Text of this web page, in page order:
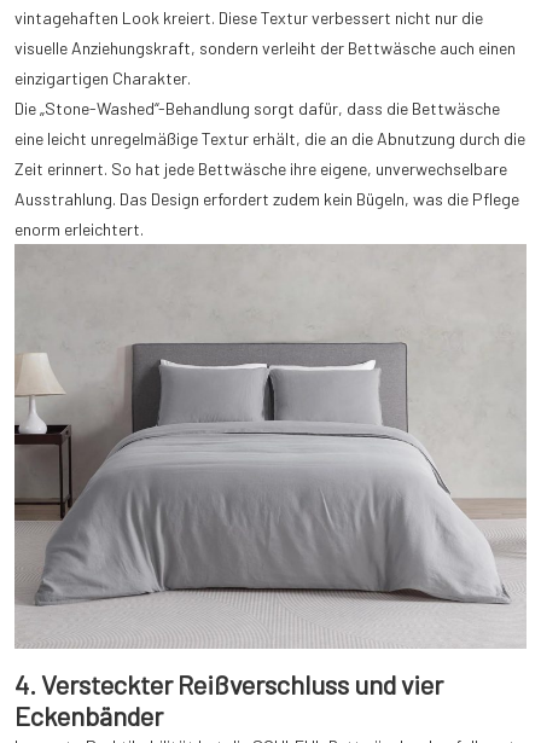
vintagehaften Look kreiert. Diese Textur verbessert nicht nur die
visuelle Anziehungskraft, sondern verleiht der Bettwäsche auch einen
einzigartigen Charakter.
Die „Stone-Washed“-Behandlung sorgt dafür, dass die Bettwäsche
eine leicht unregelmäßige Textur erhält, die an die Abnutzung durch die
Zeit erinnert. So hat jede Bettwäsche ihre eigene, unverwechselbare
Ausstrahlung. Das Design erfordert zudem kein Bügeln, was die Pflege
enorm erleichtert.
4. Versteckter Reißverschluss und vier
Eckenbänder